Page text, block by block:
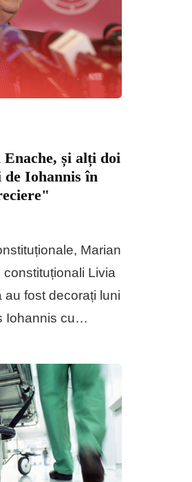
și alți doi
Iohannis în
Marian
Livia
au fost decorați luni
Iohannis cu…